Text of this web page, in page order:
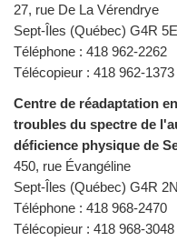
27, rue De La Vérendrye
Sept-Îles (Québec) G4R
Téléphone : 418 962-2262
Télécopieur : 418 962-1373
Centre de réadaptation
troubles du spectre de
déficience physique de
450, rue Évangéline
Sept-Îles (Québec) G4R
Téléphone : 418 968-2470
Télécopieur : 418 968-3048